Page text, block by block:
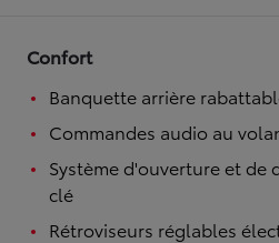
Confort
Banquette arrière
Commandes audio au
Système d'ouverture et de
clé
Rétroviseurs réglables